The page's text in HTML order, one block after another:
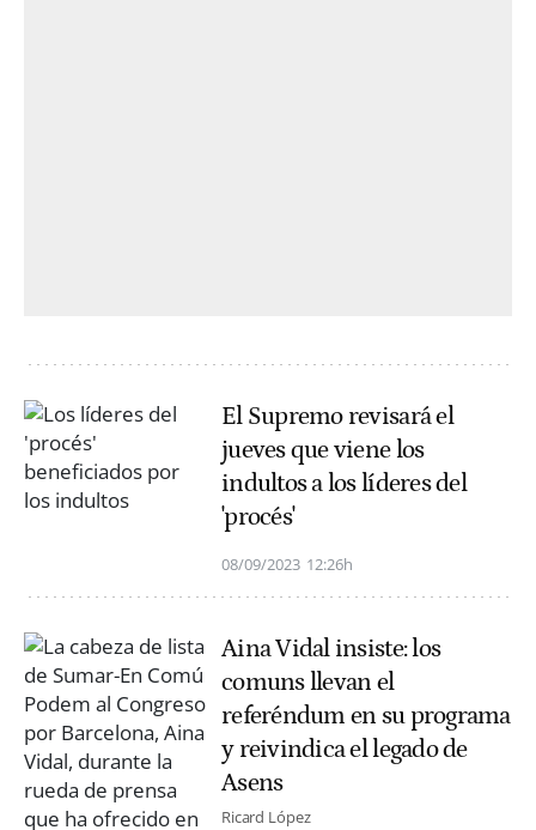
El Supremo revisará el
jueves que viene los
indultos a los líderes del
'procés'
08/09/2023 12:26h
Aina Vidal insiste: los
comuns llevan el
referéndum en su programa
y reivindica el legado de
Asens
Ricard López